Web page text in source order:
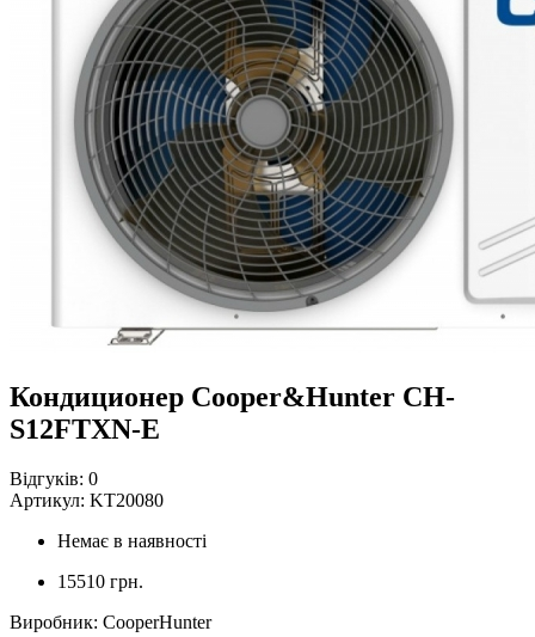
Кондиционер Cooper&Hunter CH-
S12FTXN-E
Відгуків: 0
Артикул: KT20080
Немає в наявності
15510 грн.
Виробник: CooperHunter